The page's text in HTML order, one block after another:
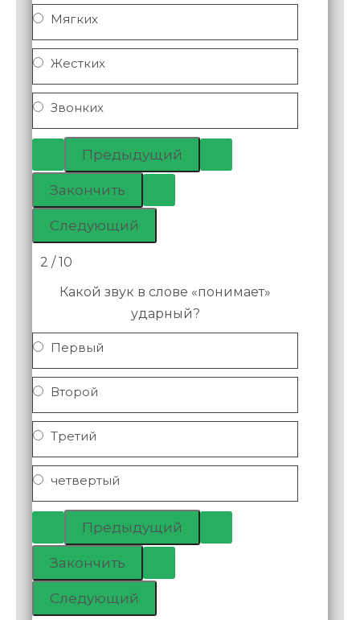
Мягких
Жестких
Звонких
2 / 10
Какой звук в слове «понимает»
ударный?
Первый
Второй
Третий
четвертый